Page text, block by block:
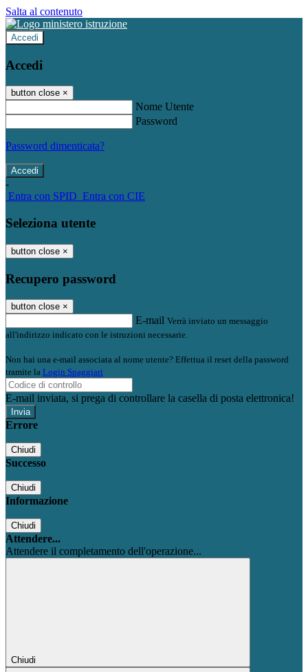
Salta al contenuto
Accedi
Accedi
button close ×
Nome Utente
Password
Password dimenticata?
-
Entra con SPID Entra con CIE
Seleziona utente
button close ×
Recupero password
button close ×
E-mail Verrà inviato un messaggio
all'indirizzo indicato con le istruzioni necessarie.
Non hai una e-mail associata al nome utente? Effettua il reset della password
tramite la Login Spaggiari
E-mail inviata, si prega di controllare la casella di posta elettronica!
Errore
Chiudi
Successo
Chiudi
Informazione
Chiudi
Attendere...
Attendere il completamento dell'operazione...
Chiudi